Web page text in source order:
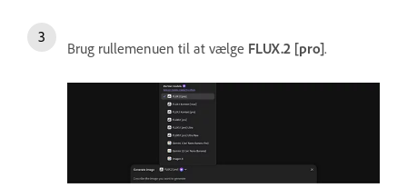
Brug rullemenuen til at vælge FLUX.2 [pro].